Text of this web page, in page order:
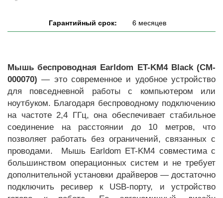
Гарантийный срок: 6 месяцев
Мышь беспроводная Earldom ET-KM4 Black (CM-
000070) — это современное и удобное устройство
для повседневной работы с компьютером или
ноутбуком. Благодаря беспроводному подключению
на частоте 2,4 ГГц, она обеспечивает стабильное
соединение на расстоянии до 10 метров, что
позволяет работать без ограничений, связанных с
проводами. ​ Мышь Earldom ET-KM4 совместима с
большинством операционных систем и не требует
дополнительной установки драйверов — достаточно
подключить ресивер к USB-порту, и устройство